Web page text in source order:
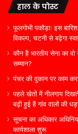
हाल के पोस्ट
फूलगोभी पकौड़ाः इस
विकल्प, चटनी से बढ़ेगा
कौन है भारतीय सेना का
सम्मान?
पंचर की दुकान पर काम
पहले खेतों में नीलगाय
बढ़ी हुई हैं गांव वालों की
सूचना का अधिकार
कार्यशाला शुरू